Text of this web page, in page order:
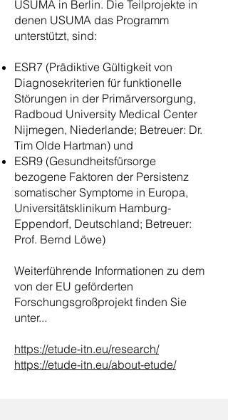
USUMA in Berlin. Die Teilprojekte in
denen USUMA das Programm
unterstützt, sind:
ESR7 (Prädiktive Gültigkeit von
Diagnosekriterien für funktionelle
Störungen in der Primärversorgung,
Radboud University Medical Center
Nijmegen, Niederlande; Betreuer: Dr.
Tim Olde Hartman) und
ESR9 (Gesundheitsfürsorge
bezogene Faktoren der Persistenz
somatischer Symptome in Europa,
Universitätsklinikum Hamburg-
Eppendorf, Deutschland; Betreuer:
Prof. Bernd Löwe)
Weiterführende Informationen zu dem
von der EU geförderten
Forschungsgroßprojekt finden Sie
unter...
https://etude-itn.eu/research/
https://etude-itn.eu/about-etude/